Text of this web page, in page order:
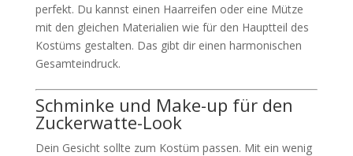
perfekt. Du kannst einen Haarreifen oder eine Mütze
mit den gleichen Materialien wie für den Hauptteil des
Kostüms gestalten. Das gibt dir einen harmonischen
Gesamteindruck.
Schminke und Make-up für den
Zuckerwatte-Look
Dein Gesicht sollte zum Kostüm passen. Mit ein wenig